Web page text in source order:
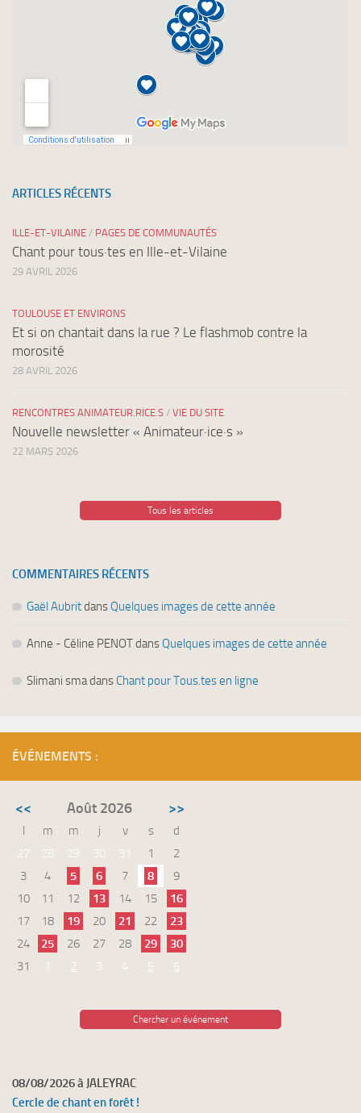
ARTICLES RÉCENTS
ILLE-ET-VILAINE / PAGES DE COMMUNAUTÉS
Chant pour tous·tes en Ille-et-Vilaine
29 AVRIL 2026
TOULOUSE ET ENVIRONS
Et si on chantait dans la rue ? Le flashmob contre la
morosité
28 AVRIL 2026
RENCONTRES ANIMATEUR.RICE.S / VIE DU SITE
Nouvelle newsletter « Animateur·ice·s »
22 MARS 2026
Tous les articles
COMMENTAIRES RÉCENTS
Gaël Aubritdans Quelques images de cette année
Anne - Céline PENOTdans Quelques images de cette année
Slimani smadans Chant pour Tous.tes en ligne
ÉVÉNEMENTS :
<< Août 2026 >>
l m m j v s
d
27
28 29 30 31 1
2
3
4 5 6 7 8
9
10
11 12 13 14 15
16
17
18 19 20 21 22
23
24
25 26 27 28 29
30
31
1 2 3 4 5 6
Chercher un événement
08/08/2026 à JALEYRAC
Cercle de chant en forêt !